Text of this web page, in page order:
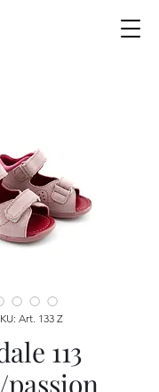
Art. 133 Z
113